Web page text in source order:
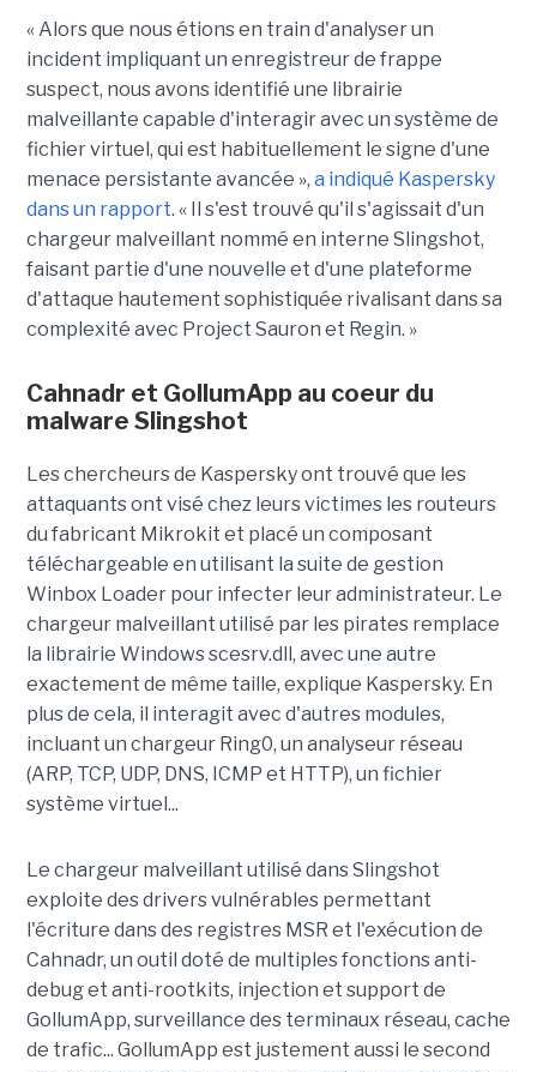
« Alors que nous étions en train d'analyser un
incident impliquant un enregistreur de frappe
suspect, nous avons identifié une librairie
malveillante capable d'interagir avec un système de
fichier virtuel, qui est habituellement le signe d'une
menace persistante avancée », a indiqué Kaspersky
dans un rapport. « Il s'est trouvé qu'il s'agissait d'un
chargeur malveillant nommé en interne Slingshot,
faisant partie d'une nouvelle et d'une plateforme
d'attaque hautement sophistiquée rivalisant dans sa
complexité avec Project Sauron et Regin. »
Cahnadr et GollumApp au coeur du
malware Slingshot
Les chercheurs de Kaspersky ont trouvé que les
attaquants ont visé chez leurs victimes les routeurs
du fabricant Mikrokit et placé un composant
téléchargeable en utilisant la suite de gestion
Winbox Loader pour infecter leur administrateur. Le
chargeur malveillant utilisé par les pirates remplace
la librairie Windows scesrv.dll, avec une autre
exactement de même taille, explique Kaspersky. En
plus de cela, il interagit avec d'autres modules,
incluant un chargeur Ring0, un analyseur réseau
(ARP, TCP, UDP, DNS, ICMP et HTTP), un fichier
système virtuel...
Le chargeur malveillant utilisé dans Slingshot
exploite des drivers vulnérables permettant
l'écriture dans des registres MSR et l'exécution de
Cahnadr, un outil doté de multiples fonctions anti-
debug et anti-rootkits, injection et support de
GollumApp, surveillance des terminaux réseau, cache
de trafic... GollumApp est justement aussi le second